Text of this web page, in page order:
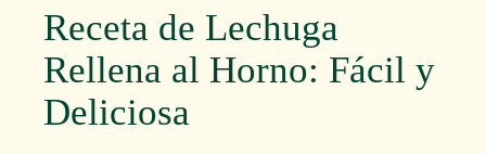
Receta de Lechuga
Rellena al Horno: Fácil y
Deliciosa